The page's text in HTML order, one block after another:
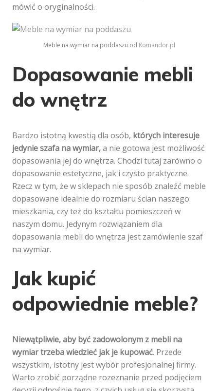
mówić o oryginalności.
Meble na wymiar na poddaszu od Komandor.pl
Dopasowanie mebli
do wnętrz
Bardzo istotną kwestią dla osób, których interesuje
jedynie szafa na wymiar,a nie gotowa jest możliwość
dopasowania jej do wnętrza. Chodzi tutaj zarówno o
dopasowanie estetyczne, jak i czysto praktyczne.
Rzecz w tym, że w sklepach nie sposób znaleźć meble
dopasowane idealnie do rozmiaru ścian naszego
mieszkania, czy też do kształtu pomieszczeń w
naszym domu. Jedynym rozwiązaniem dla
dopasowania mebli do wnętrza jest zamówienie szaf
na wymiar.
Jak kupić
odpowiednie meble?
Niewątpliwie, aby być zadowolonym z mebli na
wymiar trzeba wiedzieć jak je kupować. Przede
wszystkim, istotny jest wybór profesjonalnej firmy.
Warto zrobić porządne rozeznanie przed podjęciem